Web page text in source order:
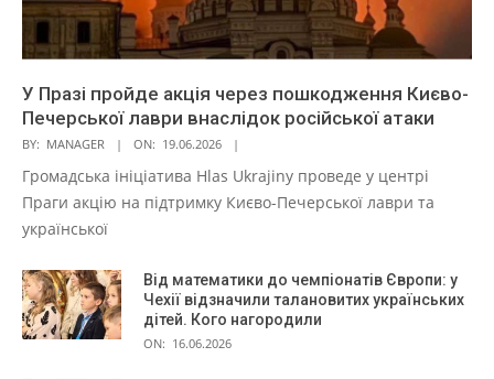
У Празі пройде акція через пошкодження Києво-
Печерської лаври внаслідок російської атаки
BY: MANAGER ON: 19.06.2026
Громадська ініціатива Hlas Ukrajiny проведе у центрі
Праги акцію на підтримку Києво-Печерської лаври та
української
Від математики до чемпіонатів Європи: у
Чехії відзначили талановитих українських
дітей. Кого нагородили
ON: 16.06.2026